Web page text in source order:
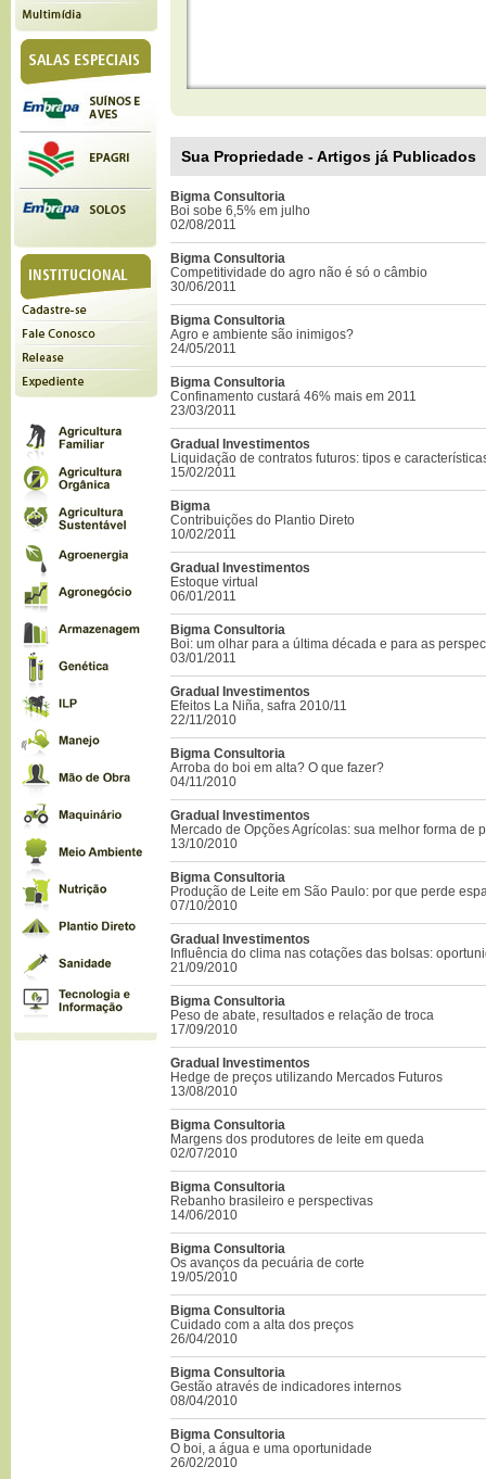
Sua Propriedade - Artigos já Publicados
Bigma Consultoria
Boi sobe 6,5% em julho
02/08/2011
Bigma Consultoria
Competitividade do agro não é só o câmbio
30/06/2011
Bigma Consultoria
Agro e ambiente são inimigos?
24/05/2011
Bigma Consultoria
Confinamento custará 46% mais em 2011
23/03/2011
Gradual Investimentos
Liquidação de contratos futuros: tipos e
15/02/2011
Bigma
Contribuições do Plantio Direto
10/02/2011
Gradual Investimentos
Estoque virtual
06/01/2011
Bigma Consultoria
Boi: um olhar para a última década e para as
03/01/2011
Gradual Investimentos
Efeitos La Niña, safra 2010/11
22/11/2010
Bigma Consultoria
Arroba do boi em alta? O que fazer?
04/11/2010
Gradual Investimentos
Mercado de Opções Agrícolas: sua melhor forma de
13/10/2010
Bigma Consultoria
Produção de Leite em São Paulo: por que perde
07/10/2010
Gradual Investimentos
Influência do clima nas cotações das bolsas:
21/09/2010
Bigma Consultoria
Peso de abate, resultados e relação de troca
17/09/2010
Gradual Investimentos
Hedge de preços utilizando Mercados Futuros
13/08/2010
Bigma Consultoria
Margens dos produtores de leite em queda
02/07/2010
Bigma Consultoria
Rebanho brasileiro e perspectivas
14/06/2010
Bigma Consultoria
Os avanços da pecuária de corte
19/05/2010
Bigma Consultoria
Cuidado com a alta dos preços
26/04/2010
Bigma Consultoria
Gestão através de indicadores internos
08/04/2010
Bigma Consultoria
O boi, a água e uma oportunidade
26/02/2010